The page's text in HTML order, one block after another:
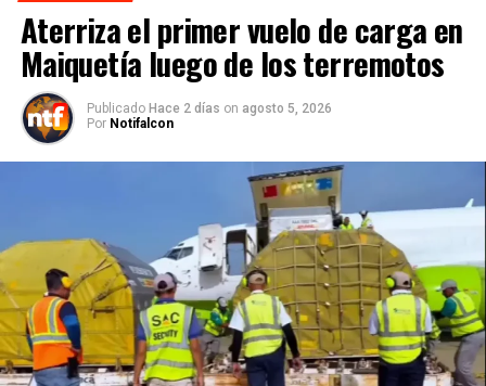
Aterriza el primer vuelo de carga en
Maiquetía luego de los terremotos
Publicado Hace 2 días on agosto 5, 2026
Por Notifalcon